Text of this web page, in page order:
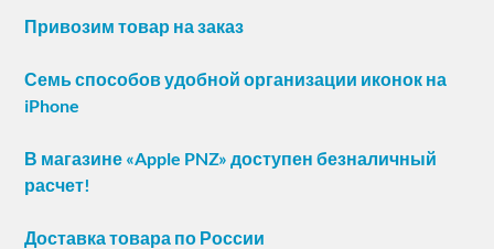
Привозим товар на заказ
Семь способов удобной организации иконок на
iPhone
В магазине «Apple PNZ» доступен безналичный
расчет!
Доставка товара по России